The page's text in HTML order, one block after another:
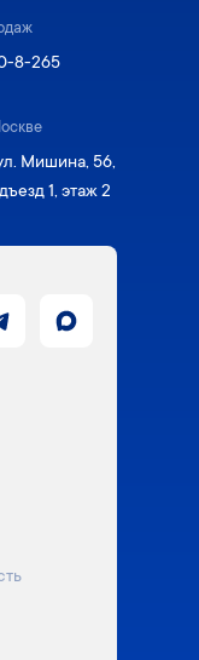
8-265
Мишина, 56,
1, этаж 2